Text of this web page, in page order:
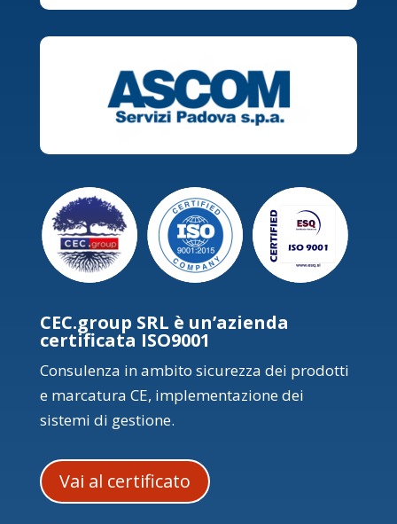
CEC.group SRL è un’azienda
certificata ISO9001
Consulenza in ambito sicurezza dei prodotti
e marcatura CE, implementazione dei
sistemi di gestione.
Vai al certificato